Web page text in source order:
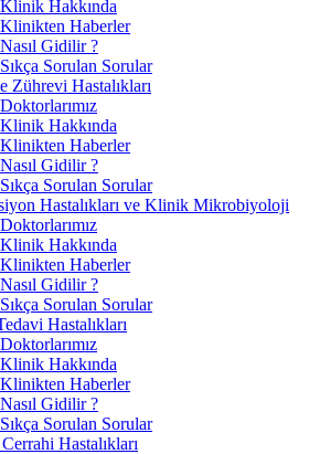
Klinik Hakkında
Klinikten Haberler
Nasıl Gidilir ?
Sıkça Sorulan Sorular
Zührevi Hastalıkları
Doktorlarımız
Klinik Hakkında
Klinikten Haberler
Nasıl Gidilir ?
Sıkça Sorulan Sorular
Hastalıkları ve Klinik Mikrobiyoloji
Doktorlarımız
Klinik Hakkında
Klinikten Haberler
Nasıl Gidilir ?
Sıkça Sorulan Sorular
Hastalıkları
Doktorlarımız
Klinik Hakkında
Klinikten Haberler
Nasıl Gidilir ?
Sıkça Sorulan Sorular
Hastalıkları